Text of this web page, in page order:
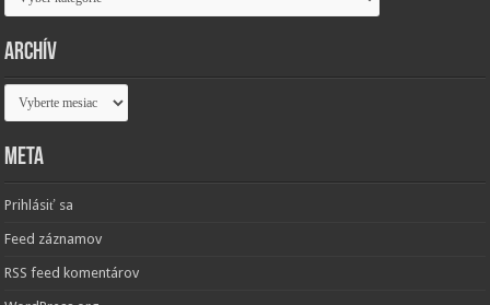
Archív
Archív
Meta
Prihlásiť sa
Feed záznamov
RSS feed komentárov